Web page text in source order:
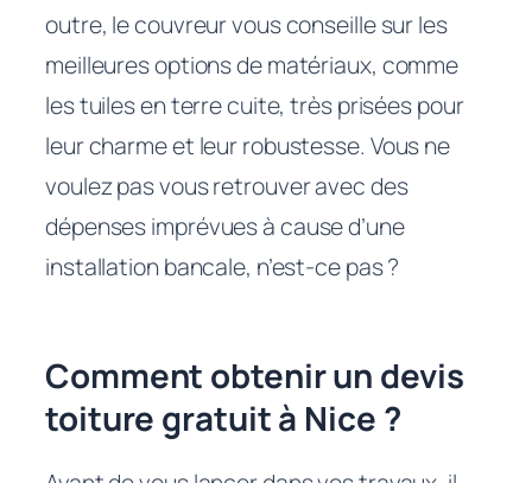
outre, le couvreur vous conseille sur les
meilleures options de matériaux, comme
les tuiles en terre cuite, très prisées pour
leur charme et leur robustesse. Vous ne
voulez pas vous retrouver avec des
dépenses imprévues à cause d’une
installation bancale, n’est-ce pas ?
Comment obtenir un devis
toiture gratuit à Nice ?